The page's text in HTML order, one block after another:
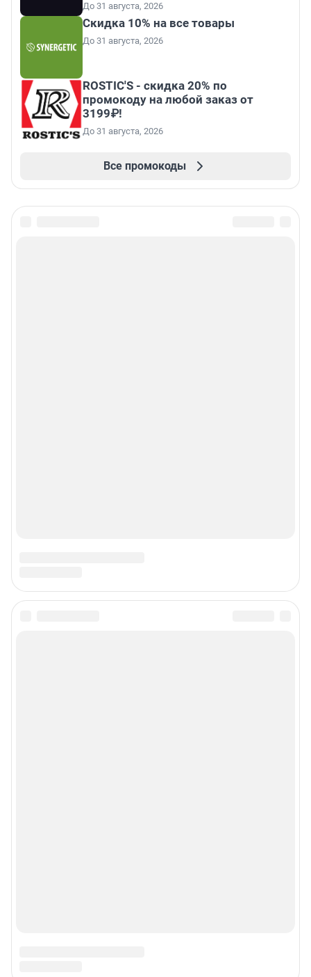
До 31 августа, 2026
Скидка 10% на все товары
До 31 августа, 2026
ROSTIC'S - скидка 20% по
промокоду на любой заказ от
3199₽!
До 31 августа, 2026
Все промокоды